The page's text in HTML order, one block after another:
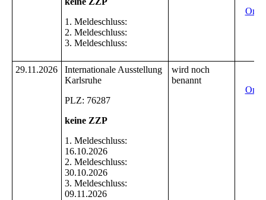
1. Meldeschluss:
2. Meldeschluss:
3. Meldeschluss:
29.11.2026
Internationale Ausstellung
Karlsruhe
PLZ: 76287
keine ZZP
1. Meldeschluss:
16.10.2026
2. Meldeschluss:
30.10.2026
3. Meldeschluss:
09.11.2026
wird noch
benannt